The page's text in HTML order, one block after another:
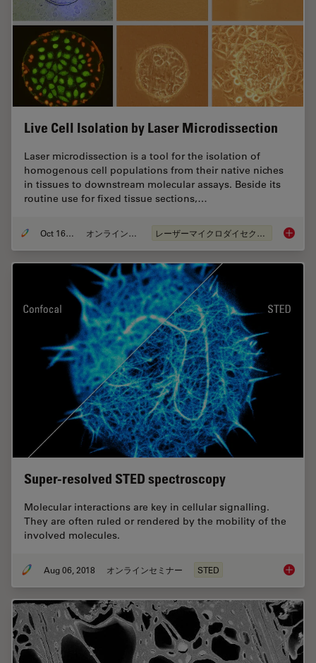
Live Cell Isolation by Laser Microdissection
Laser microdissection is a tool for the isolation of
homogenous cell populations from their native niches
in tissues to downstream molecular assays. Beside its
routine use for fixed tissue sections,…
Oct 16, 2018 オンラインセミナー レーザーマイクロダイセクション（LMD） Live
Super-resolved STED spectroscopy
Molecular interactions are key in cellular signalling.
They are often ruled or rendered by the mobility of the
involved molecules.
Aug 06, 2018 オンラインセミナー STED Super-